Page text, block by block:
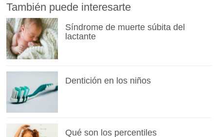
También puede interesarte
Síndrome de muerte súbita del
lactante
Dentición en los niños
Qué son los percentiles